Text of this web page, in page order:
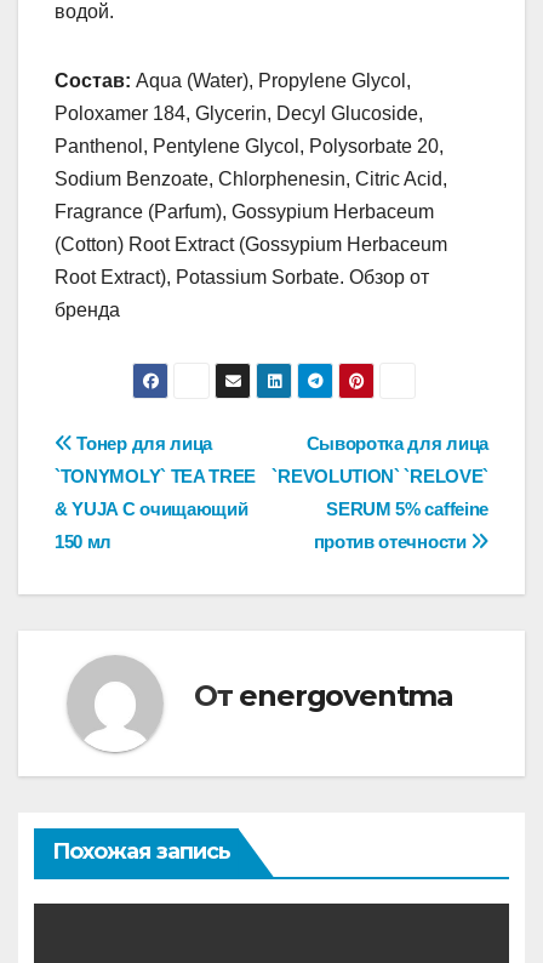
водой.
Состав: Aqua (Water), Propylene Glycol,
Poloxamer 184, Glycerin, Decyl Glucoside,
Panthenol, Pentylene Glycol, Polysorbate 20,
Sodium Benzoate, Chlorphenesin, Citric Acid,
Fragrance (Parfum), Gossypium Herbaceum
(Cotton) Root Extract (Gossypium Herbaceum
Root Extract), Potassium Sorbate. Обзор от
бренда
Навигация
по
записям
Сыворотка для лица
`REVOLUTION` `RELOVE`
SERUM 5% caffeine
против отечности
Тонер для лица
`TONYMOLY` TEA TREE
& YUJA C очищающий
150 мл
От energoventma
Похожая запись